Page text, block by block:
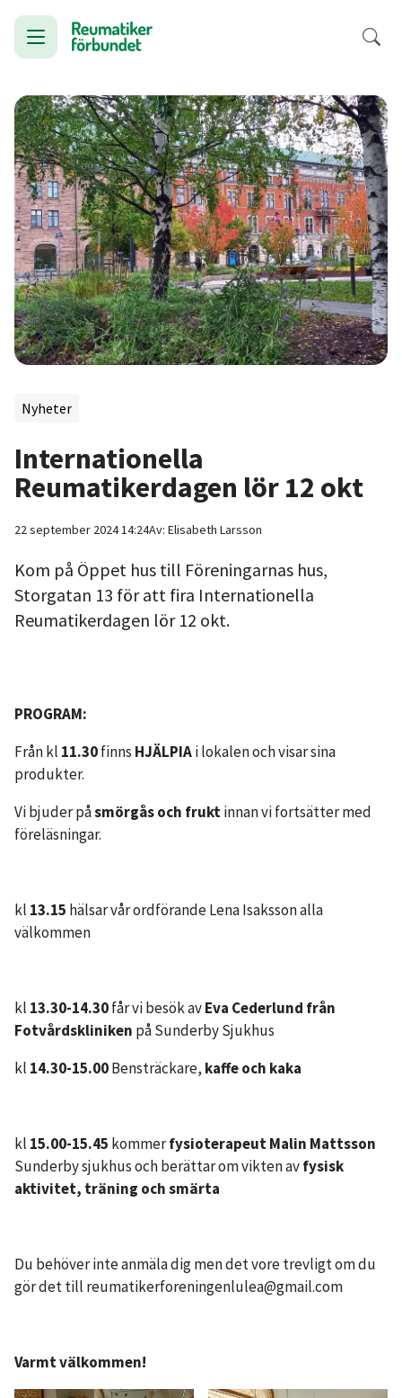
Nyheter
Internationella
Reumatikerdagen lör 12 okt
22 september 2024 14:24Av: Elisabeth Larsson
Kom på Öppet hus till Föreningarnas hus,
Storgatan 13 för att fira Internationella
Reumatikerdagen lör 12 okt.
PROGRAM:
Från kl 11.30finns HJÄLPIAi lokalen och visar sina
produkter.
Vi bjuder påsmörgås och fruktinnan vi fortsätter med
föreläsningar.
kl 13.15 hälsar vår ordförande Lena Isaksson alla
välkommen
kl 13.30-14.30får vi besök avEva Cederlund från
Fotvårdskliniken på Sunderby Sjukhus
kl 14.30-15.00Bensträckare, kaffe och kaka
kl 15.00-15.45 kommerfysioterapeut Malin Mattsson
Sunderby sjukhus och berättar om vikten avfysisk
aktivitet, träning och smärta
Du behöver inte anmäla dig men det vore trevligt om du
gör det till reumatikerforeningenlulea@gmail.com
Varmt välkommen!